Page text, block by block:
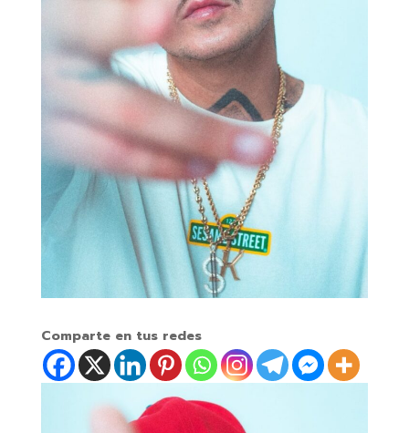
Comparte en tus redes